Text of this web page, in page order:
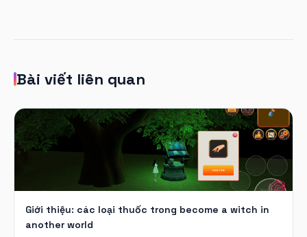
Bài viết liên quan
Giới thiệu: các loại thuốc trong become a witch in
another world